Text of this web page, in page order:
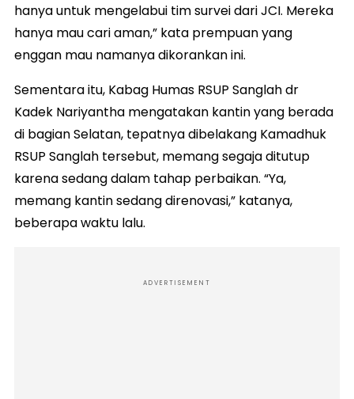
hanya untuk mengelabui tim survei dari JCI. Mereka
hanya mau cari aman,” kata prempuan yang
enggan mau namanya dikorankan ini.
Sementara itu, Kabag Humas RSUP Sanglah dr
Kadek Nariyantha mengatakan kantin yang berada
di bagian Selatan, tepatnya dibelakang Kamadhuk
RSUP Sanglah tersebut, memang segaja ditutup
karena sedang dalam tahap perbaikan. “Ya,
memang kantin sedang direnovasi,” katanya,
beberapa waktu lalu.
ADVERTISEMENT